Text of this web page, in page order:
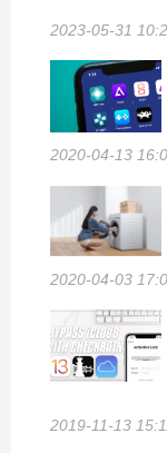
2023-05-31
2020-04-13
2020-04-03
2019-11-13